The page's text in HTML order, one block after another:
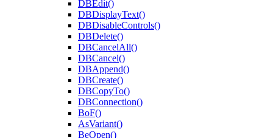
DBEdit()
DBDisplayText()
DBDisableControls()
DBDelete()
DBCancelAll()
DBCancel()
DBAppend()
DBCreate()
DBCopyTo()
DBConnection()
BoF()
AsVariant()
BeOpen()